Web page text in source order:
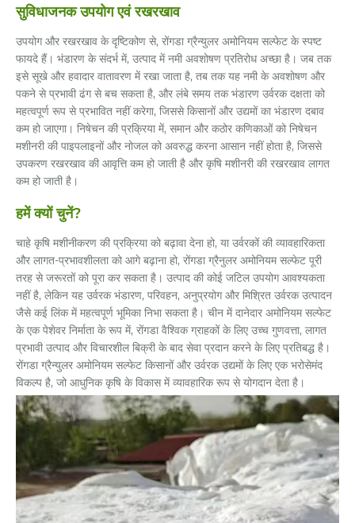
सुविधाजनक उपयोग एवं रखरखाव
उपयोग और रखरखाव के दृष्टिकोण से, रोंगडा ग्रैन्युलर अमोनियम सल्फेट के स्पष्ट
फायदे हैं। भंडारण के संदर्भ में, उत्पाद में नमी अवशोषण प्रतिरोध अच्छा है। जब तक
इसे सूखे और हवादार वातावरण में रखा जाता है, तब तक यह नमी के अवशोषण और
पकने से प्रभावी ढंग से बच सकता है, और लंबे समय तक भंडारण उर्वरक दक्षता को
महत्वपूर्ण रूप से प्रभावित नहीं करेगा, जिससे किसानों और उद्यमों का भंडारण दबाव
कम हो जाएगा। निषेचन की प्रक्रिया में, समान और कठोर कणिकाओं को निषेचन
मशीनरी की पाइपलाइनों और नोजल को अवरुद्ध करना आसान नहीं होता है, जिससे
उपकरण रखरखाव की आवृत्ति कम हो जाती है और कृषि मशीनरी की रखरखाव लागत
कम हो जाती है।
हमें क्यों चुनें?
चाहे कृषि मशीनीकरण की प्रक्रिया को बढ़ावा देना हो, या उर्वरकों की व्यावहारिकता
और लागत-प्रभावशीलता को आगे बढ़ाना हो, रोंगडा ग्रैनुलर अमोनियम सल्फेट पूरी
तरह से जरूरतों को पूरा कर सकता है। उत्पाद की कोई जटिल उपयोग आवश्यकता
नहीं है, लेकिन यह उर्वरक भंडारण, परिवहन, अनुप्रयोग और मिश्रित उर्वरक उत्पादन
जैसे कई लिंक में महत्वपूर्ण भूमिका निभा सकता है। चीन में दानेदार अमोनियम सल्फेट
के एक पेशेवर निर्माता के रूप में, रोंगडा वैश्विक ग्राहकों के लिए उच्च गुणवत्ता, लागत
प्रभावी उत्पाद और विचारशील बिक्री के बाद सेवा प्रदान करने के लिए प्रतिबद्ध है।
रोंगडा ग्रैन्युलर अमोनियम सल्फेट किसानों और उर्वरक उद्यमों के लिए एक भरोसेमंद
विकल्प है, जो आधुनिक कृषि के विकास में व्यावहारिक रूप से योगदान देता है।